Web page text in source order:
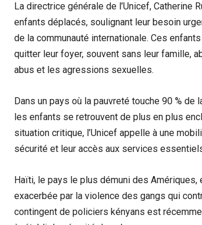
La directrice générale de l’Unicef, Catherine
enfants déplacés, soulignant leur besoin
de la communauté internationale. Ces
quitter leur foyer, souvent sans leur famille,
abus et les agressions sexuelles.
Dans un pays où la pauvreté touche 90 %
les enfants se retrouvent de plus en plus
situation critique, l’Unicef appelle à une
sécurité et leur accès aux services
Haïti, le pays le plus démuni des
exacerbée par la violence des gangs qui
contingent de policiers kényans est